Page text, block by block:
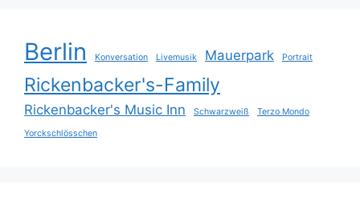
Berlin Konversation Livemusik Mauerpark Portrait
Rickenbacker's-Family
Rickenbacker's Music Inn Schwarzweiß Terzo Mondo
Yorckschlösschen